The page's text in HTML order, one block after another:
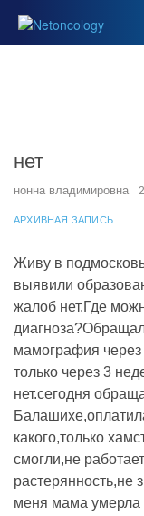
нет
нонна владимировна
АРХИВНАЯ ЗАПИСЬ
Живу в
выявили
жалоб нет.Где
мамография через
только через 3
нет.сегодня
какого,только
смогли,не
растерянность,не
меня мама умерла